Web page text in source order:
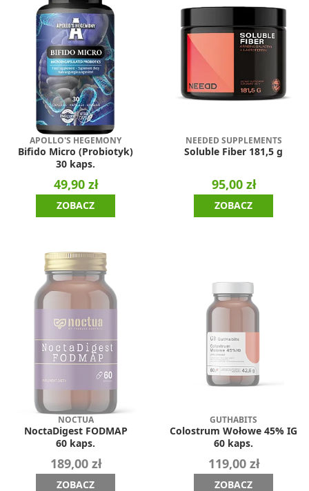
APOLLO'S HEGEMONY
Bifido Micro (Probiotyk)
30 kaps.
49,90 zł
ZOBACZ
NEEDED SUPPLEMENTS
Soluble Fiber 181,5 g
95,00 zł
ZOBACZ
NOCTUA
NoctaDigest FODMAP
60 kaps.
189,00 zł
ZOBACZ
GUTHABITS
Colostrum Wołowe 45% IG
60 kaps.
119,00 zł
ZOBACZ